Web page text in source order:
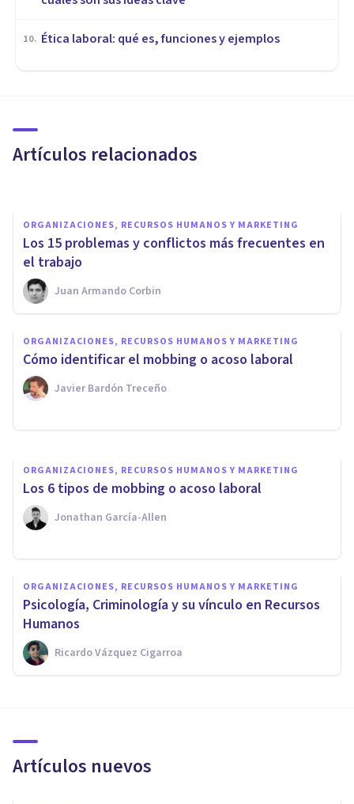
10. Ética laboral: qué es, funciones y ejemplos
Artículos relacionados
durante un conflicto laboral
ORGANIZACIONES, RECURSOS HUMANOS Y MARKETING
​Los 15 problemas y conflictos más frecuentes en
el trabajo
Juan Armando Corbin
ORGANIZACIONES, RECURSOS HUMANOS Y MARKETING
Cómo identificar el mobbing o acoso laboral
Javier Bardón Treceño
ORGANIZACIONES, RECURSOS HUMANOS Y MARKETING
¿Qué es la falta de ocupación
efectiva y qué se puede hacer
ante ella?
ORGANIZACIONES, RECURSOS HUMANOS Y MARKETING
​Los 6 tipos de mobbing o acoso laboral
Jonathan García-Allen
ORGANIZACIONES, RECURSOS HUMANOS Y MARKETING
Psicología, Criminología y su vínculo en Recursos
Humanos
Ricardo Vázquez Cigarroa
Artículos nuevos